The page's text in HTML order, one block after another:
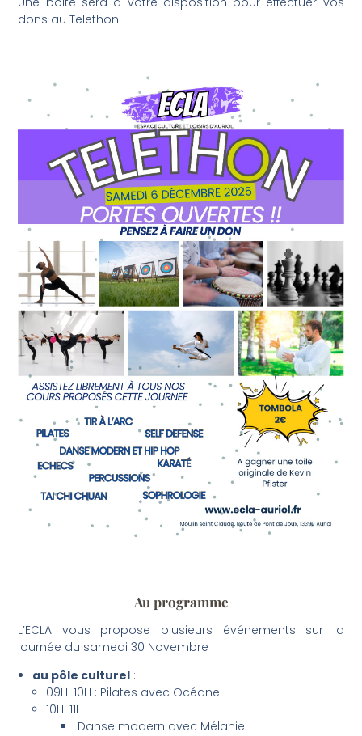
dons au Telethon.
Au programme
L’ECLA vous propose plusieurs événements sur la
journée du samedi 30 Novembre :
au pôle culturel:
09H-10H : Pilates avec Océane
10H-11H
Danse modern avec Mélanie